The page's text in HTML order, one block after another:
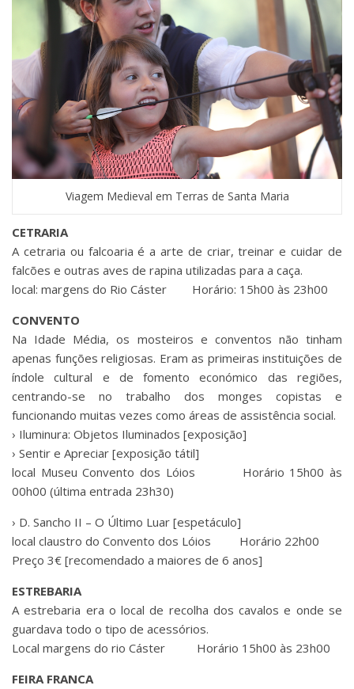
Viagem Medieval em Terras de Santa Maria
CETRARIA
A cetraria ou falcoaria é a arte de criar, treinar e cuidar de
falcões e outras aves de rapina utilizadas para a caça.
local: margens do Rio Cáster Horário: 15h00 às 23h00
CONVENTO
Na Idade Média, os mosteiros e conventos não tinham
apenas funções religiosas. Eram as primeiras instituições de
índole cultural e de fomento económico das regiões,
centrando-se no trabalho dos monges copistas e
funcionando muitas vezes como áreas de assistência social.
› Iluminura: Objetos Iluminados [exposição]
› Sentir e Apreciar [exposição tátil]
local Museu Convento dos Lóios Horário 15h00 às
00h00 (última entrada 23h30)
› D. Sancho II – O Último Luar [espetáculo]
local claustro do Convento dos Lóios Horário 22h00
Preço 3€ [recomendado a maiores de 6 anos]
ESTREBARIA
A estrebaria era o local de recolha dos cavalos e onde se
guardava todo o tipo de acessórios.
Local margens do rio Cáster Horário 15h00 às 23h00
FEIRA FRANCA